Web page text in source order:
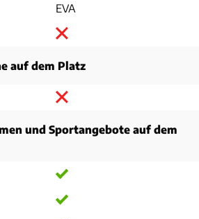
EVA
auf dem Platz
und Sportangebote auf dem